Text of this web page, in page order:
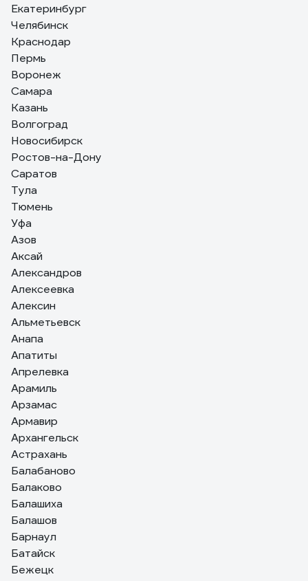
18 отзывов
Отзыв о Евроблок ПЕНОФОЛ 2000 Тип А
толщина 20 мм, ширина 600 мм, длина
1000 мм А200610Е
Анатолий К.
хорошая пенка для ложементов
Екатеринбург
Челябинск
Краснодар
Пермь
Воронеж
Самара
Казань
Волгоград
Новосибирск
Ростов-на-Дону
Саратов
Тула
Тюмень
Уфа
Азов
Аксай
Александров
Алексеевка
Алексин
Альметьевск
Анапа
Апатиты
Апрелевка
Арамиль
Арзамас
Армавир
Архангельск
Астрахань
Балабаново
Балаково
Балашиха
Балашов
Барнаул
Батайск
Бежецк